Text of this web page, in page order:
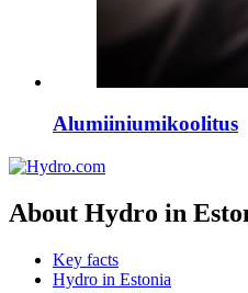
Alumiiniumikoolitus
About Hydro in
Key facts
Hydro in Estonia